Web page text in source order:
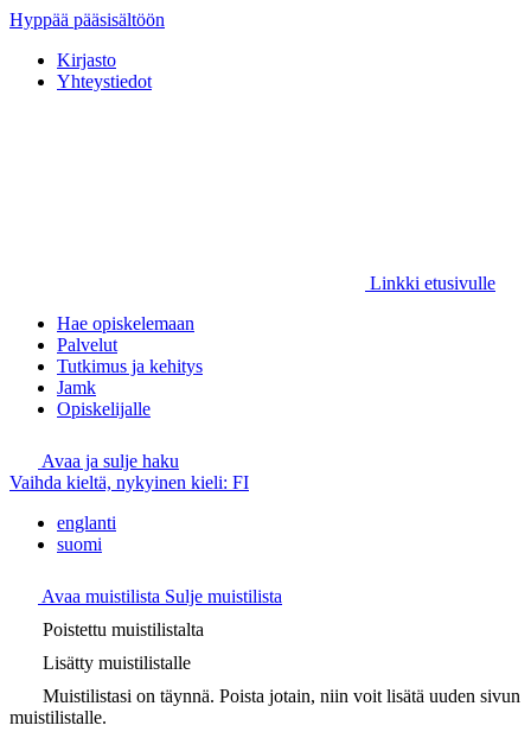
Hyppää pääsisältöön
Kirjasto
Yhteystiedot
Linkki etusivulle
Hae opiskelemaan
Palvelut
Tutkimus ja kehitys
Jamk
Opiskelijalle
Avaa ja sulje haku
Vaihda kieltä, nykyinen kieli: FI
englanti
suomi
Avaa muistilista Sulje muistilista
Poistettu muistilistalta
Lisätty muistilistalle
Muistilistasi on täynnä. Poista jotain, niin voit lisätä uuden sivun
muistilistalle.